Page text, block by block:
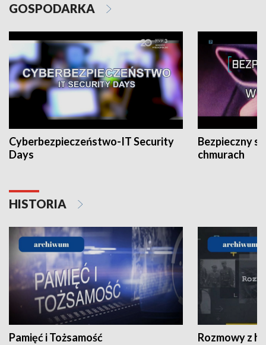
GOSPODARKA
Cyberbezpieczeństwo-IT Security
Days
Bezpieczny
chmurach
HISTORIA
Pamięć i Tożsamość Rozmowy z